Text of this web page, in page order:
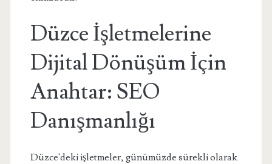
Düzce İşletmelerine
Dijital Dönüşüm İçin
Anahtar: SEO
Danışmanlığı
Düzce'deki işletmeler, günümüzde sürekli olarak